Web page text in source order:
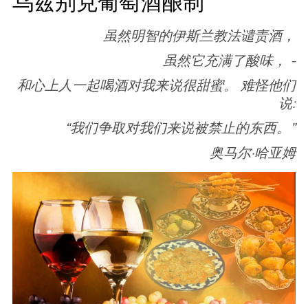
虽然明智的伊斯兰教法谴责酒，
虽然它充满了酸味， -
和心上人一起喝酒对我来说很甜蜜。 难怪他们
说:
“我们争取对我们来说被禁止的东西。”
奥马尔·哈亚姆